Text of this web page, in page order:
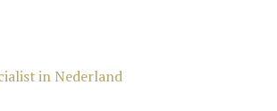
in Nederland